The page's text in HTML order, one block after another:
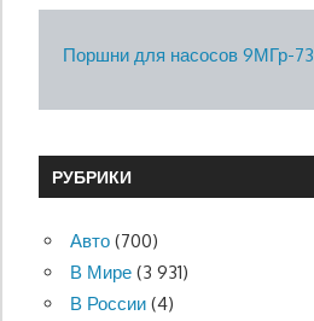
Поршни для насосов 9МГр-73
РУБРИКИ
Авто(700)
В Мире(3 931)
В России(4)